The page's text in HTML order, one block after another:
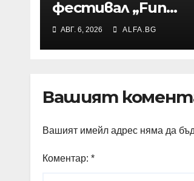
фестивал „Fun
навън“ ще се
проведе за осми
път в Трявна
АВГ. 6, 2026 ALFA.BG
Вашият
Вашият имейл адрес няма да
Коментар: *